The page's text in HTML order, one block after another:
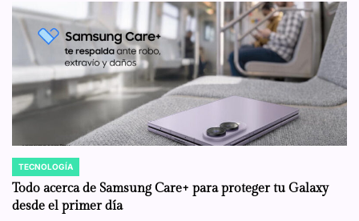
POSTED
IN
TECNOLOGÍA
Todo acerca de Samsung Care+ para proteger tu Galaxy
desde el primer día